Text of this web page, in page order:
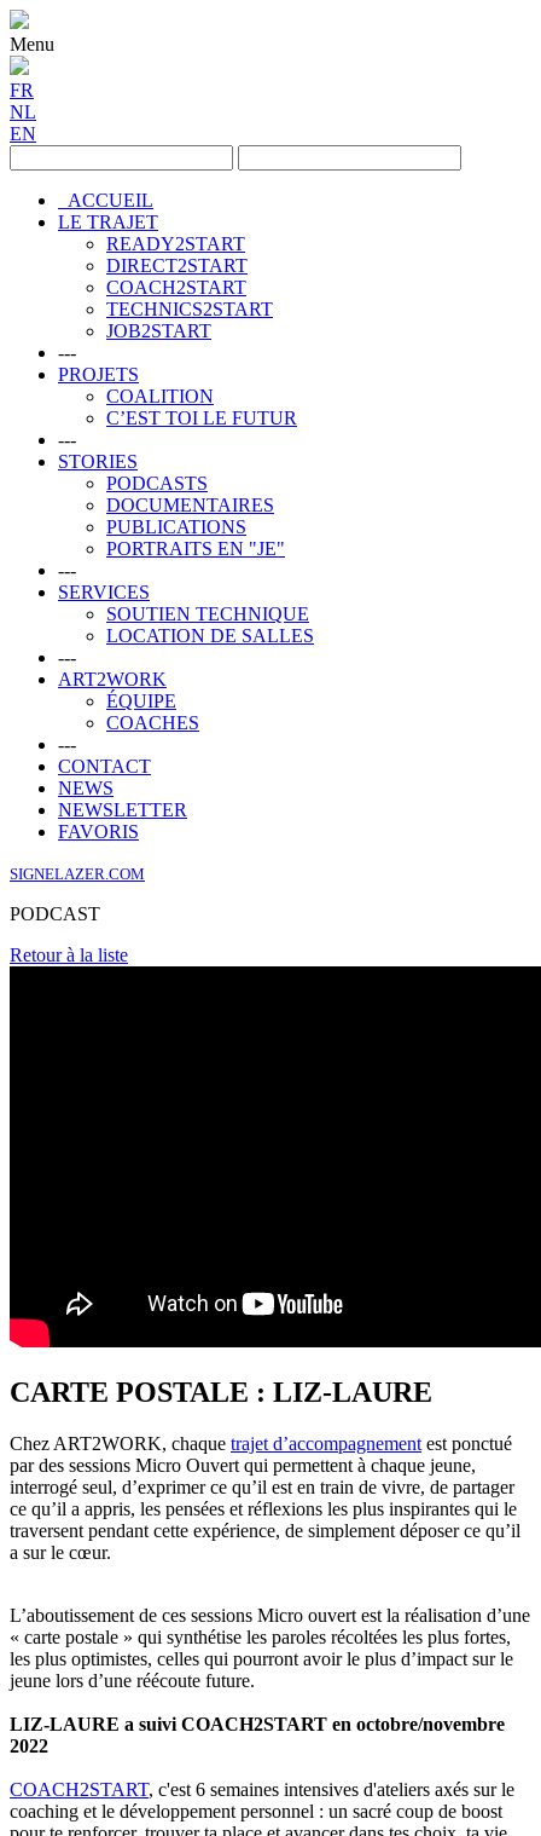
Menu
FR
NL
EN
ACCUEIL
LE TRAJET
READY2START
DIRECT2START
COACH2START
TECHNICS2START
JOB2START
---
PROJETS
COALITION
C’EST TOI LE FUTUR
---
STORIES
PODCASTS
DOCUMENTAIRES
PUBLICATIONS
PORTRAITS EN "JE"
---
SERVICES
SOUTIEN TECHNIQUE
LOCATION DE SALLES
---
ART2WORK
ÉQUIPE
COACHES
---
CONTACT
NEWS
NEWSLETTER
FAVORIS
SIGNELAZER.COM
PODCAST
Retour à la liste
CARTE POSTALE : LIZ-LAURE
Chez ART2WORK, chaque trajet d’accompagnement est ponctué
par des sessions Micro Ouvert qui permettent à chaque jeune,
interrogé seul, d’exprimer ce qu’il est en train de vivre, de partager
ce qu’il a appris, les pensées et réflexions les plus inspirantes qui le
traversent pendant cette expérience, de simplement déposer ce qu’il
a sur le cœur.
L’aboutissement de ces sessions Micro ouvert est la réalisation d’une
« carte postale » qui synthétise les paroles récoltées les plus fortes,
les plus optimistes, celles qui pourront avoir le plus d’impact sur le
jeune lors d’une réécoute future.
LIZ-LAURE a suivi COACH2START en octobre/novembre
2022
COACH2START, c'est 6 semaines intensives d'ateliers axés sur le
coaching et le développement personnel : un sacré coup de boost